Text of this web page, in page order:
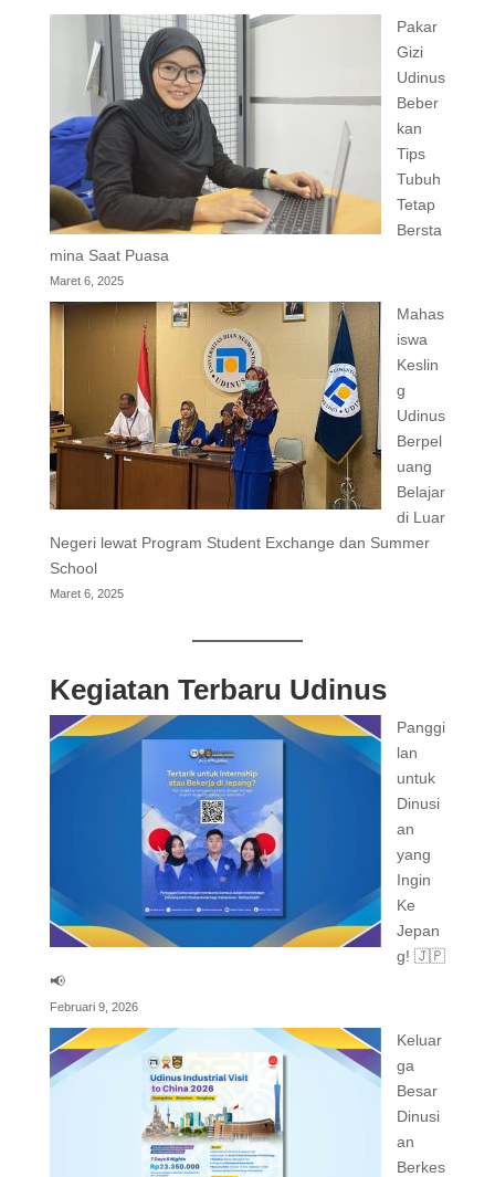
Pakar
Gizi
Udinus
Beber
kan
Tips
Tubuh
Tetap
Bersta
mina Saat Puasa
Maret 6, 2025
Mahas
iswa
Keslin
g
Udinus
Berpel
uang
Belajar
di Luar
Negeri lewat Program Student Exchange dan Summer
School
Maret 6, 2025
Kegiatan Terbaru Udinus
Panggi
lan
untuk
Dinusi
an
yang
Ingin
Ke
Jepan
g! 🇯🇵
📢
Februari 9, 2026
Keluar
ga
Besar
Dinusi
an
Berkes